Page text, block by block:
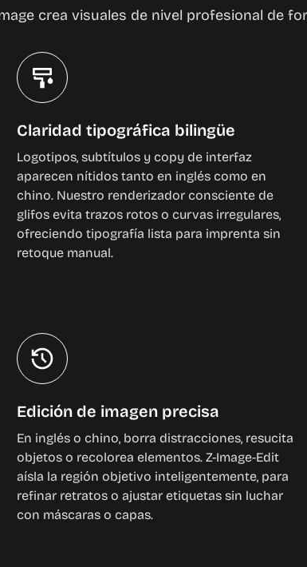
crea visuales de nivel profesional de
Claridad tipográfica bilingüe
Logotipos, subtítulos y copy de interfaz
aparecen nítidos tanto en inglés como en
chino. Nuestro renderizador consciente de
glifos evita trazos rotos o curvas irregulares,
ofreciendo tipografía lista para imprenta sin
retoque manual.
Edición de imagen precisa
En inglés o chino, borra distracciones, resucita
objetos o recolorea elementos. Z-Image-Edit
aísla la región objetivo inteligentemente, para
refinar retratos o ajustar etiquetas sin luchar
con máscaras o capas.